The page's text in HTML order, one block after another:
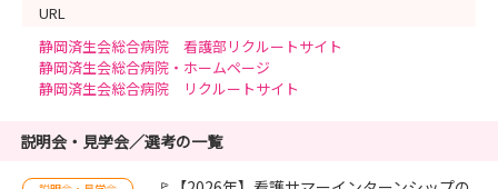
URL
静岡済生会総合病院 看護部リクルートサイト
静岡済生会総合病院・ホームページ
静岡済生会総合病院 リクルートサイト
説明会・見学会／選考の一覧